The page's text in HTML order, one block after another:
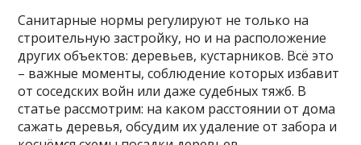
Санитарные нормы регулируют не только на
строительную застройку, но и на расположение
других объектов: деревьев, кустарников. Всё это
– важные моменты, соблюдение которых избавит
от соседских войн или даже судебных тяжб. В
статье рассмотрим: на каком расстоянии от дома
сажать деревья, обсудим их удаление от забора и